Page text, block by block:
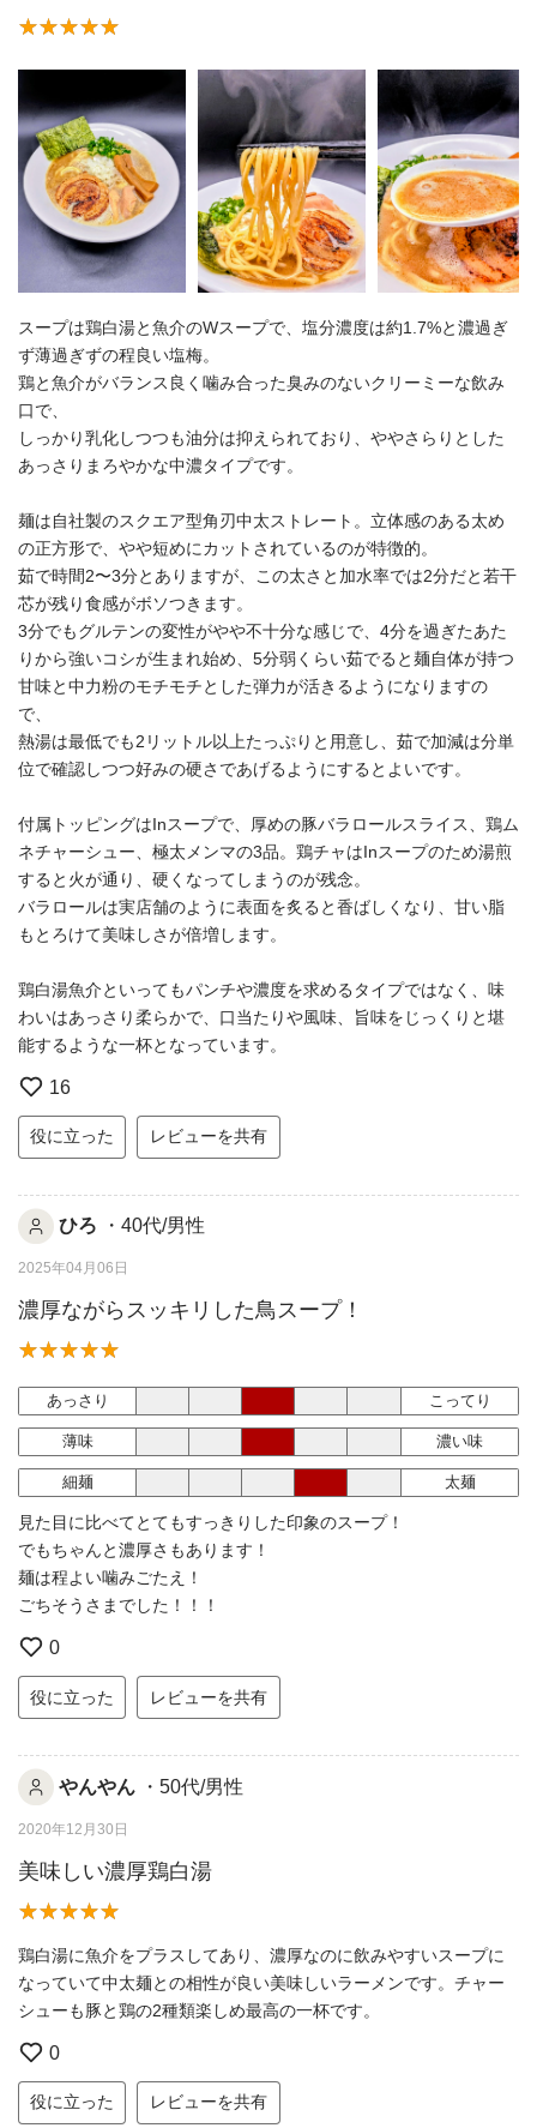
スープは鶏白湯と魚介のWスープで、塩分濃度は約1.7%と濃過ぎ
ず薄過ぎずの程良い塩梅。
鶏と魚介がバランス良く噛み合った臭みのないクリーミーな飲み
口で、
しっかり乳化しつつも油分は抑えられており、ややさらりとした
あっさりまろやかな中濃タイプです。
麺は自社製のスクエア型角刃中太ストレート。立体感のある太め
の正方形で、やや短めにカットされているのが特徴的。
茹で時間2〜3分とありますが、この太さと加水率では2分だと若干
芯が残り食感がボソつきます。
3分でもグルテンの変性がやや不十分な感じで、4分を過ぎたあた
りから強いコシが生まれ始め、5分弱くらい茹でると麺自体が持つ
甘味と中力粉のモチモチとした弾力が活きるようになりますの
で、
熱湯は最低でも2リットル以上たっぷりと用意し、茹で加減は分単
位で確認しつつ好みの硬さであげるようにするとよいです。
付属トッピングはInスープで、厚めの豚バラロールスライス、鶏ム
ネチャーシュー、極太メンマの3品。鶏チャはInスープのため湯煎
すると火が通り、硬くなってしまうのが残念。
バラロールは実店舗のように表面を炙ると香ばしくなり、甘い脂
もとろけて美味しさが倍増します。
鶏白湯魚介といってもパンチや濃度を求めるタイプではなく、味
わいはあっさり柔らかで、口当たりや風味、旨味をじっくりと堪
能するような一杯となっています。
16
役に立った レビューを共有
ひろ ・40代/男性
2025年04月06日
濃厚ながらスッキリした鳥スープ！
あっさり こってり
薄味 濃い味
細麺 太麺
見た目に比べてとてもすっきりした印象のスープ！
でもちゃんと濃厚さもあります！
麺は程よい噛みごたえ！
ごちそうさまでした！！！
0
役に立った レビューを共有
やんやん ・50代/男性
2020年12月30日
美味しい濃厚鶏白湯
鶏白湯に魚介をプラスしてあり、濃厚なのに飲みやすいスープに
なっていて中太麺との相性が良い美味しいラーメンです。チャー
シューも豚と鶏の2種類楽しめ最高の一杯です。
0
役に立った レビューを共有